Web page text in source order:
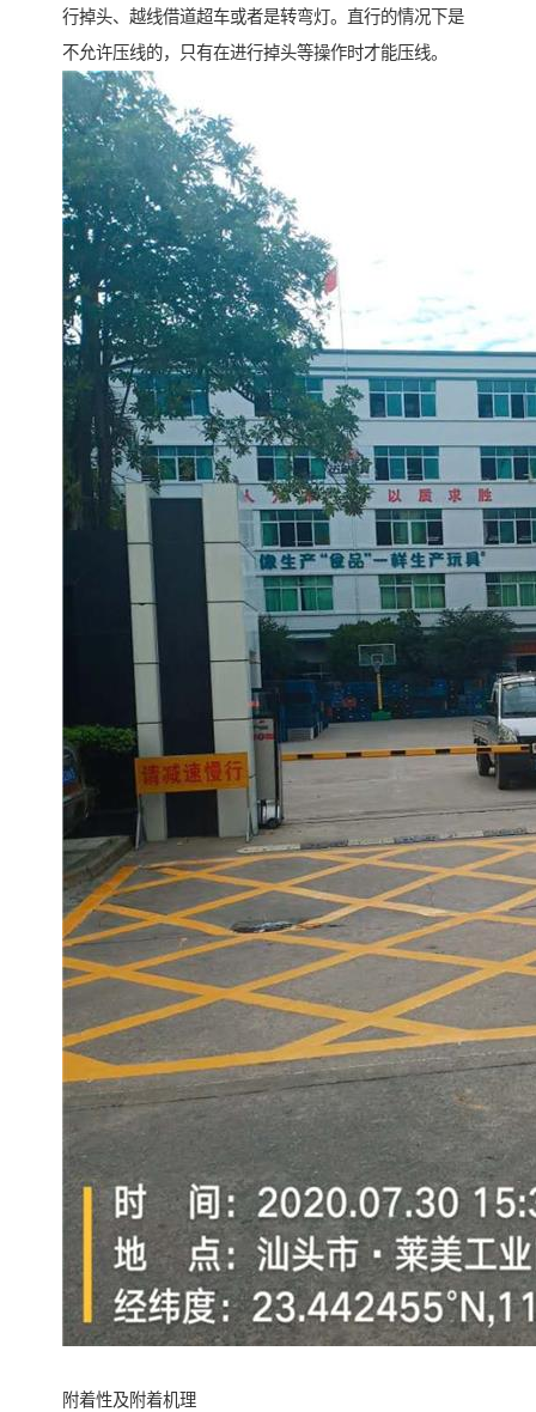
行掉头、越线借道超车或者是转弯灯。直行的情况下是
不允许压线的，只有在进行掉头等操作时才能压线。
附着性及附着机理